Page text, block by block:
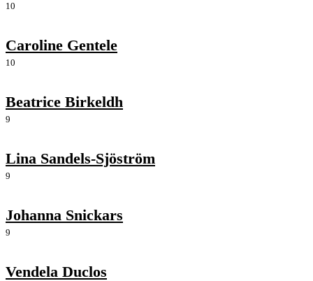
10
Caroline Gentele
10
Beatrice Birkeldh
9
Lina Sandels-Sjöström
9
Johanna Snickars
9
Vendela Duclos